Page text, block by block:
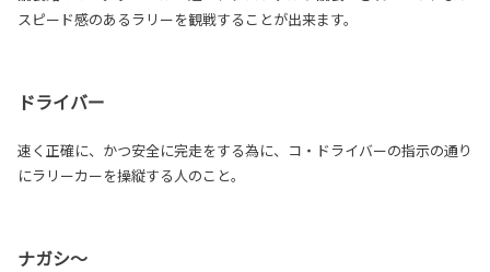
スピード感のあるラリーを観戦することが出来ます。
ドライバー
速く正確に、かつ安全に完走をする為に、コ・ドライバーの指示の通り
にラリーカーを操縦する人のこと。
ナガシ～